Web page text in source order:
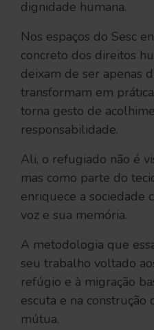
dignidade humana.
Nos espaços do Sesc
concreto dos direitos
deixam de ser apenas
transformam em
torna gesto de
responsabilidade.
Ali, o refugiado não é
mas como parte do
enriquece a sociedade
voz e sua memória.
A metodologia que
seu trabalho voltado
refúgio e à migração
escuta e na construção
mútua.